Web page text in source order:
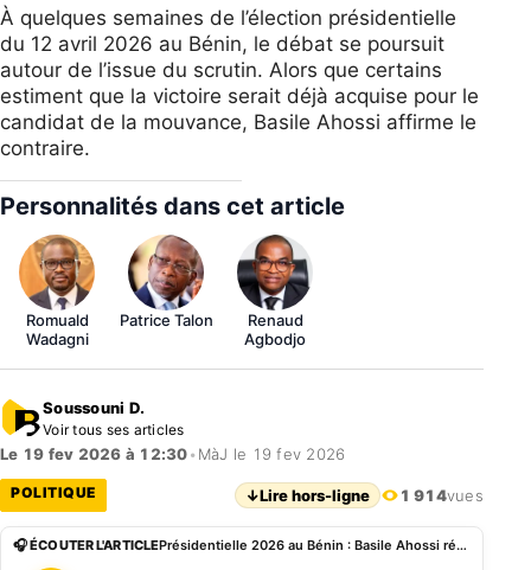
À quelques semaines de l’élection présidentielle
du 12 avril 2026 au Bénin, le débat se poursuit
autour de l’issue du scrutin. Alors que certains
estiment que la victoire serait déjà acquise pour le
candidat de la mouvance, Basile Ahossi affirme le
contraire.
Personnalités dans cet article
Romuald
Wadagni
Patrice Talon
Renaud
Agbodjo
Soussouni D.
Voir tous ses articles
Le 19 fev 2026 à 12:30• MàJ le 19 fev 2026
POLITIQUE ↓Lire hors-ligne 1 914vues
🎧 ÉCOUTER L'ARTICLE Présidentielle 2026 au Bénin : Basile Ahossi réagit à l’idée d’un « pas match » entre Wadagni et Hounkpè